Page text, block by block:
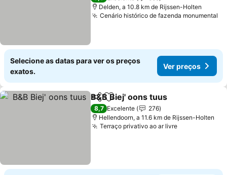
Delden, a 10.8 km de Rijssen-Holten
Cenário histórico de fazenda monumental
Selecione as datas para ver os preços
exatos.
Ver preços
PartilharAdicionar aos favoritos
B&B Biej' oons tuus
8,7 Excelente
276
Hellendoorn, a 11.6 km de Rijssen-Holten
Terraço privativo ao ar livreVer preços